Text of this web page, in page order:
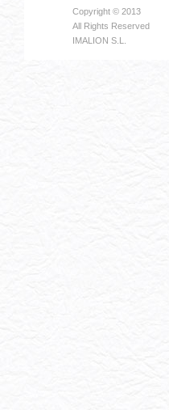
Copyright © 2013
All Rights Reserved
IMALION S.L.